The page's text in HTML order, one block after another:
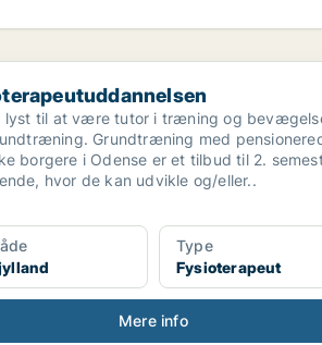
lyst til at være tutor i træning og
Grundtræning med
borgere i Odense er et tilbud til 2.
hvor de kan udvikle og/eller..
Type
Fysioterapeut
Mere info